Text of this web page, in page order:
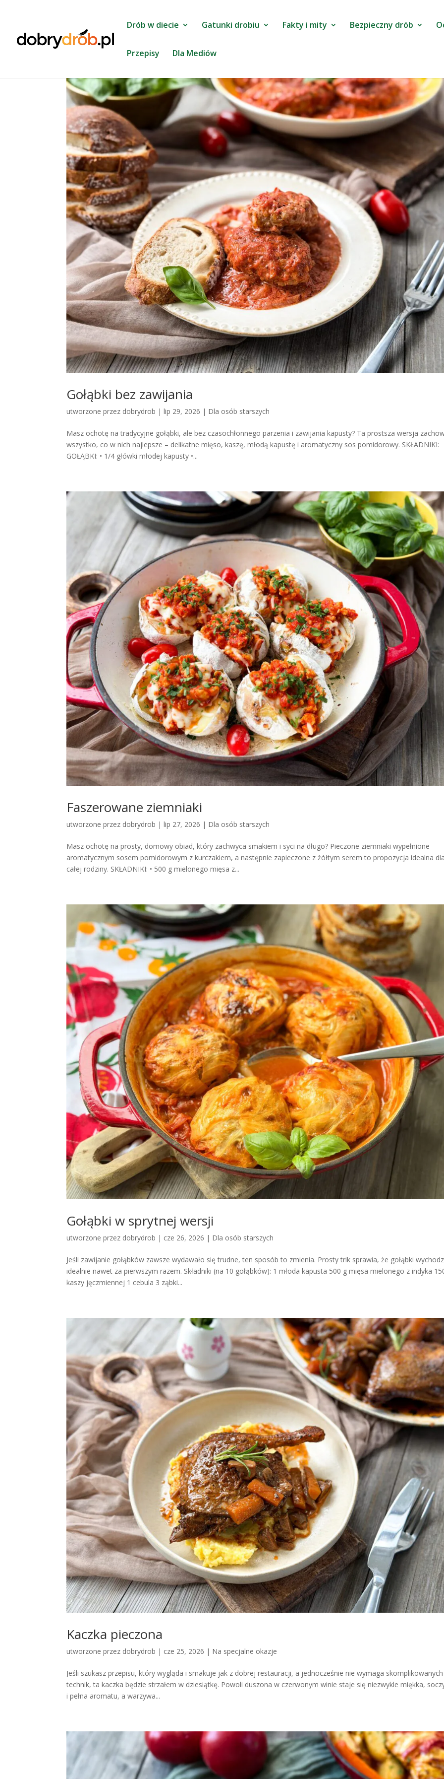
Drób w diecie Gatunki drobiu Fakty i mity Bezpieczny drób
Przepisy Dla Mediów
Gołąbki bez zawijania
utworzone przez dobrydrob |lip 29, 2026 | Dla osób starszych
Masz ochotę na tradycyjne gołąbki, ale bez czasochłonnego parzenia i zawijania kapusty? Ta prostsza wersja
wszystko, co w nich najlepsze – delikatne mięso, kaszę, młodą kapustę i aromatyczny sos pomidorowy. SKŁADNIKI:
GOŁĄBKI: • 1/4 główki młodej kapusty •...
Faszerowane ziemniaki
utworzone przez dobrydrob |lip 27, 2026 | Dla osób starszych
Masz ochotę na prosty, domowy obiad, który zachwyca smakiem i syci na długo? Pieczone ziemniaki wypełnione
aromatycznym sosem pomidorowym z kurczakiem, a następnie zapieczone z żółtym serem to propozycja idealna
całej rodziny. SKŁADNIKI: • 500 g mielonego mięsa z...
Gołąbki w sprytnej wersji
utworzone przez dobrydrob | cze 26, 2026 | Dla osób starszych
Jeśli zawijanie gołąbków zawsze wydawało się trudne, ten sposób to zmienia. Prosty trik sprawia, że gołąbki
idealnie nawet za pierwszym razem. Składniki (na 10 gołąbków): 1 młoda kapusta 500 g mięsa mielonego z indyka
kaszy jęczmiennej 1 cebula 3 ząbki...
Kaczka pieczona
utworzone przez dobrydrob | cze 25, 2026 | Na specjalne okazje
Jeśli szukasz przepisu, który wygląda i smakuje jak z dobrej restauracji, a jednocześnie nie wymaga skomplikowanych
technik, ta kaczka będzie strzałem w dziesiątkę. Powoli duszona w czerwonym winie staje się niezwykle miękka,
i pełna aromatu, a warzywa...